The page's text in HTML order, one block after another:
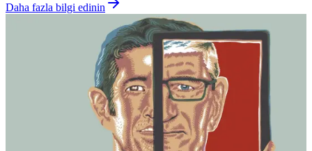
Daha fazla bilgi edinin